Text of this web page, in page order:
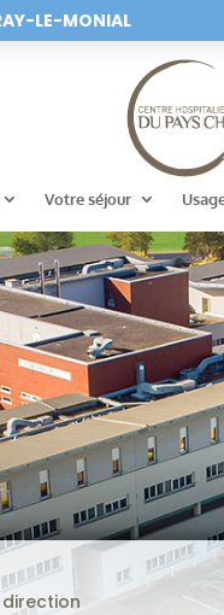
LE-MONIAL
Votre séjour